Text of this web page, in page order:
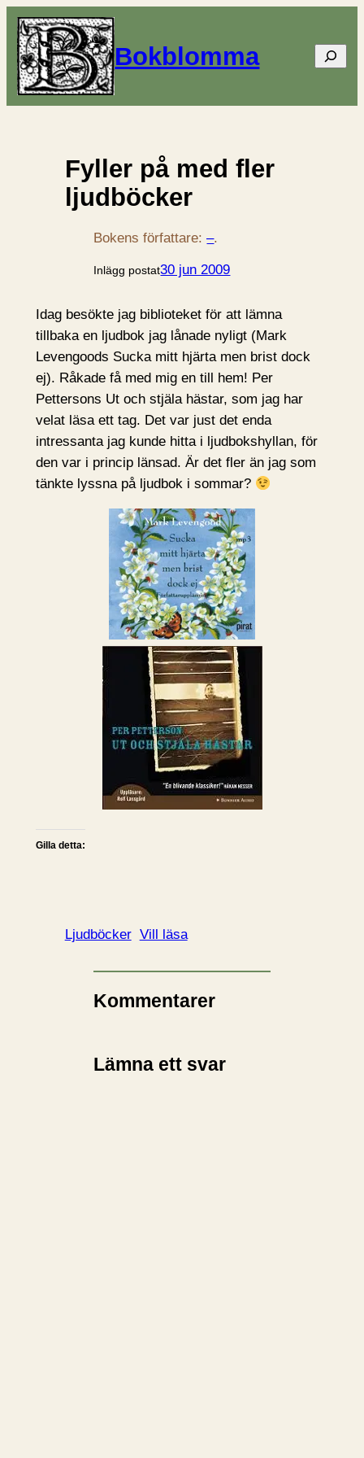
Bokblomma Sök
Fyller på med fler
ljudböcker
Bokens författare:–.
Inlägg postat30 jun 2009
Idag besökte jag biblioteket för att lämna
tillbaka en ljudbok jag lånade nyligt (Mark
Levengoods Sucka mitt hjärta men brist dock
ej). Råkade få med mig en till hem! Per
Pettersons Ut och stjäla hästar, som jag har
velat läsa ett tag. Det var just det enda
intressanta jag kunde hitta i ljudbokshyllan, för
den var i princip länsad. Är det fler än jag som
tänkte lyssna på ljudbok i sommar?
Gilla detta:
Ljudböcker Vill läsa
Kommentarer
Lämna ett svar